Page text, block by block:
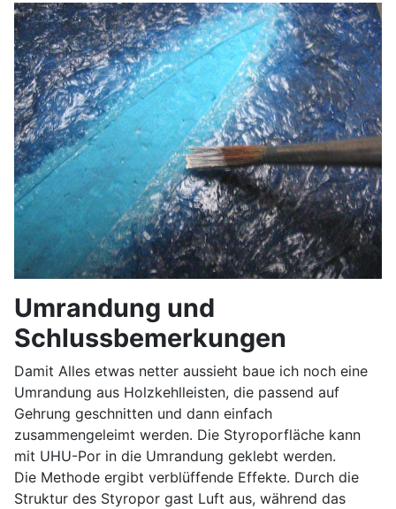
Umrandung und
Schlussbemerkungen
Damit Alles etwas netter aussieht baue ich noch eine
Umrandung aus Holzkehlleisten, die passend auf
Gehrung geschnitten und dann einfach
zusammengeleimt werden. Die Styroporfläche kann
mit UHU-Por in die Umrandung geklebt werden.
Die Methode ergibt verblüffende Effekte. Durch die
Struktur des Styropor gast Luft aus, während das